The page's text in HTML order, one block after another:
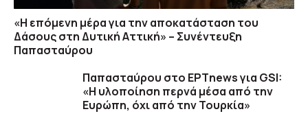
«Η επόμενη μέρα για την αποκατάσταση του
Δάσους στη Δυτική Αττική» – Συνέντευξη
Παπασταύρου
Παπασταύρου στο ΕΡΤnews για GSI:
«Η υλοποίηση περνά μέσα από την
Ευρώπη, όχι από την Τουρκία»